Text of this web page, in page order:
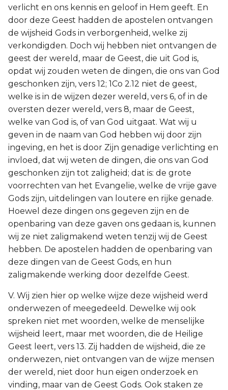
verlicht en ons kennis en geloof in Hem geeft. En
door deze Geest hadden de apostelen ontvangen
de wijsheid Gods in verborgenheid, welke zij
verkondigden. Doch wij hebben niet ontvangen de
geest der wereld, maar de Geest, die uit God is,
opdat wij zouden weten de dingen, die ons van God
geschonken zijn, vers 12; 1Co 2.12 niet de geest,
welke is in de wijzen dezer wereld, vers 6, of in de
oversten dezer wereld, vers 8, maar de Geest,
welke van God is, of van God uitgaat. Wat wij u
geven in de naam van God hebben wij door zijn
ingeving, en het is door Zijn genadige verlichting en
invloed, dat wij weten de dingen, die ons van God
geschonken zijn tot zaligheid; dat is: de grote
voorrechten van het Evangelie, welke de vrije gave
Gods zijn, uitdelingen van loutere en rijke genade.
Hoewel deze dingen ons gegeven zijn en de
openbaring van deze gaven ons gedaan is, kunnen
wij ze niet zaligmakend weten tenzij wij de Geest
hebben. De apostelen hadden de openbaring van
deze dingen van de Geest Gods, en hun
zaligmakende werking door dezelfde Geest.
V. Wij zien hier op welke wijze deze wijsheid werd
onderwezen of meegedeeld. Dewelke wij ook
spreken niet met woorden, welke de menselijke
wijsheid leert, maar met woorden, die de Heilige
Geest leert, vers 13. Zij hadden de wijsheid, die ze
onderwezen, niet ontvangen van de wijze mensen
der wereld, niet door hun eigen onderzoek en
vinding, maar van de Geest Gods. Ook staken ze